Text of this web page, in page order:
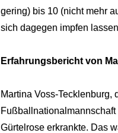
gering) bis 10 (nicht mehr
sich dagegen impfen
Erfahrungsbericht von
Martina Voss-
Gürtelrose erkrankte. Das